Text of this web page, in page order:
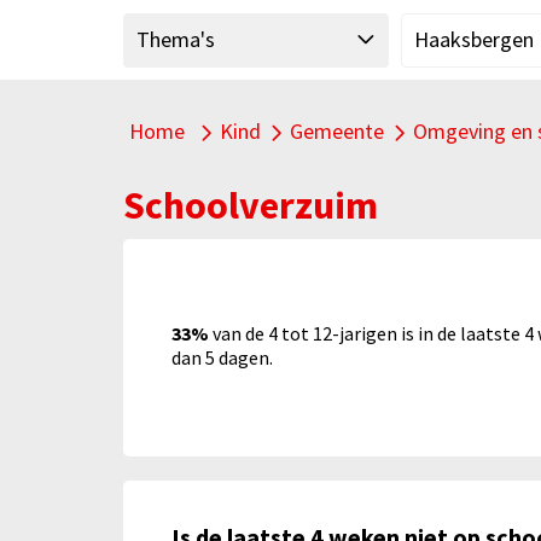
Thema's Haaksbergen
Home Alle thema's
Kind Alle thema's binnen Kind
Gemeente Alle thema's
Omgeving en
Schoolverzuim
33% van de 4 tot 12-jarigen is in de laatste
dan 5 dagen.